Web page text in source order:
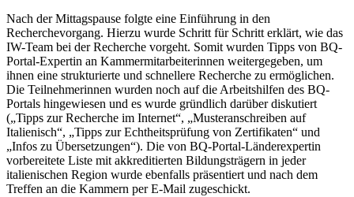
Nach der Mittagspause folgte eine Einführung in den
Recherchevorgang. Hierzu wurde Schritt für Schritt erklärt, wie das
IW-Team bei der Recherche vorgeht. Somit wurden Tipps von BQ-
Portal-Expertin an Kammermitarbeiterinnen weitergegeben, um
ihnen eine strukturierte und schnellere Recherche zu ermöglichen.
Die Teilnehmerinnen wurden noch auf die Arbeitshilfen des BQ-
Portals hingewiesen und es wurde gründlich darüber diskutiert
(„Tipps zur Recherche im Internet“, „Musteranschreiben auf
Italienisch“, „Tipps zur Echtheitsprüfung von Zertifikaten“ und
„Infos zu Übersetzungen“). Die von BQ-Portal-Länderexpertin
vorbereitete Liste mit akkreditierten Bildungsträgern in jeder
italienischen Region wurde ebenfalls präsentiert und nach dem
Treffen an die Kammern per E-Mail zugeschickt.